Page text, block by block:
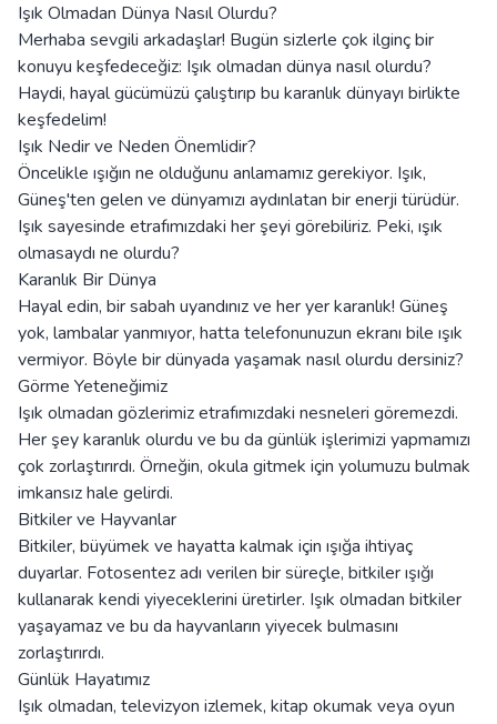
Işık Olmadan Dünya Nasıl Olurdu?
Merhaba sevgili arkadaşlar! Bugün sizlerle çok ilginç bir
konuyu keşfedeceğiz: Işık olmadan dünya nasıl olurdu?
Haydi, hayal gücümüzü çalıştırıp bu karanlık dünyayı birlikte
keşfedelim!
Işık Nedir ve Neden Önemlidir?
Öncelikle ışığın ne olduğunu anlamamız gerekiyor. Işık,
Güneş'ten gelen ve dünyamızı aydınlatan bir enerji türüdür.
Işık sayesinde etrafımızdaki her şeyi görebiliriz. Peki, ışık
olmasaydı ne olurdu?
Karanlık Bir Dünya
Hayal edin, bir sabah uyandınız ve her yer karanlık! Güneş
yok, lambalar yanmıyor, hatta telefonunuzun ekranı bile ışık
vermiyor. Böyle bir dünyada yaşamak nasıl olurdu dersiniz?
Görme Yeteneğimiz
Işık olmadan gözlerimiz etrafımızdaki nesneleri göremezdi.
Her şey karanlık olurdu ve bu da günlük işlerimizi yapmamızı
çok zorlaştırırdı. Örneğin, okula gitmek için yolumuzu bulmak
imkansız hale gelirdi.
Bitkiler ve Hayvanlar
Bitkiler, büyümek ve hayatta kalmak için ışığa ihtiyaç
duyarlar. Fotosentez adı verilen bir süreçle, bitkiler ışığı
kullanarak kendi yiyeceklerini üretirler. Işık olmadan bitkiler
yaşayamaz ve bu da hayvanların yiyecek bulmasını
zorlaştırırdı.
Günlük Hayatımız
Işık olmadan, televizyon izlemek, kitap okumak veya oyun